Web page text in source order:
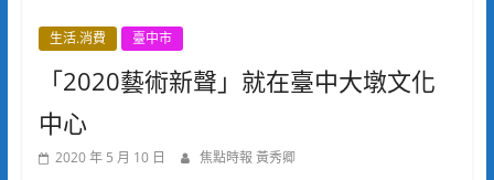
生活.消費 臺中市
「2020藝術新聲」就在臺中大墩文化
中心
2020 年 5 月 10 日 焦點時報 黃秀卿